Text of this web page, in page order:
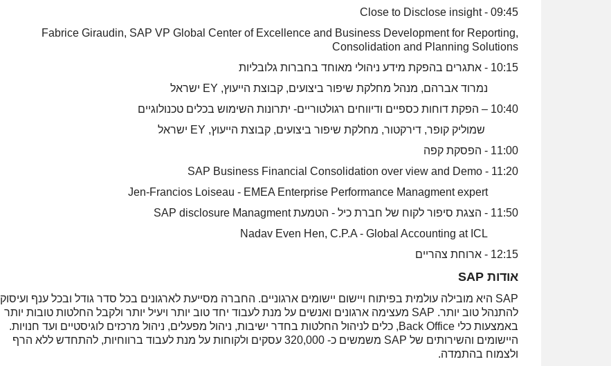
09:45 - Close to Disclose insight
Fabrice Giraudin, SAP VP Global Center of Excellence and Business Development for Reporting,
Consolidation and Planning Solutions
10:15 - אתגרים בהפקת מידע ניהולי מאוחד בחברות גלובליות
נמרוד אברהם, מנהל מחלקת שיפור ביצועים, קבוצת הייעוץ, EY ישראל
10:40 – הפקת דוחות כספיים ודיווחים רגולטוריים- יתרונות השימוש בכלים טכנולוגיים
שמוליק קופר, דירקטור, מחלקת שיפור ביצועים, קבוצת הייעוץ, EY ישראל
11:00 - הפסקת קפה
11:20 - SAP Business Financial Consolidation over view and Demo
Jen-Francios Loiseau - EMEA Enterprise Performance Managment expert
11:50 - הצגת סיפור לקוח של חברת כיל - הטמעת SAP disclosure Managment
12:15 - ארוחת צהריים
אודות SAP
SAP היא מובילה עולמית בפיתוח ויישום יישומים ארגוניים. החברה מסייעת לארגונים בכל סדר גודל ובכל ענף ועיסוק
להתנהל טוב יותר. SAP מעצימה ארגונים ואנשים על מנת לעבוד יחד טוב יותר ויעיל יותר ולקבל החלטות טובות יותר
באמצעות כלי Back Office, כלים לניהול החלטות בחדר ישיבות, ניהול מפעלים, ניהול מרכזים לוגיסטיים ועד חנויות.
היישומים והשירותים של SAP משמשים כ- 320,000 עסקים ולקוחות על מנת לעבוד ברווחיות, להתחדש ללא הרף
ולצמוח בהתמדה.